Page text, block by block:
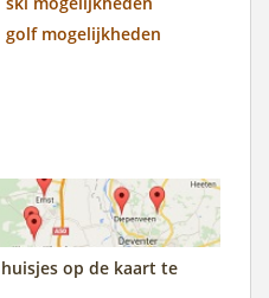
golf mogelijkheden
op de kaart te